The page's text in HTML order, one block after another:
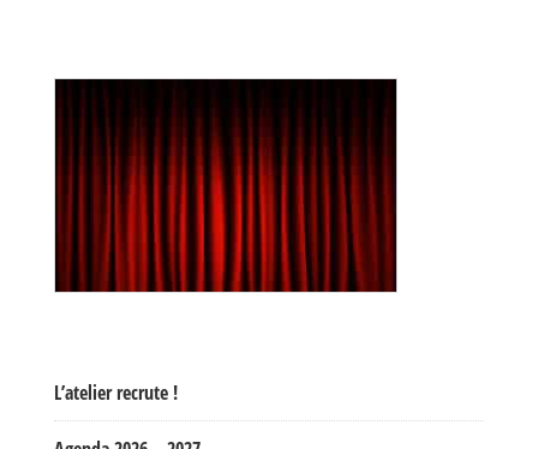
L’atelier recrute !